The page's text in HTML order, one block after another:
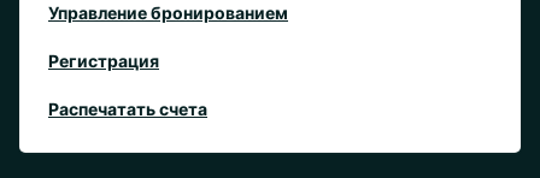
Управление бронированием
Регистрация
Распечатать счета